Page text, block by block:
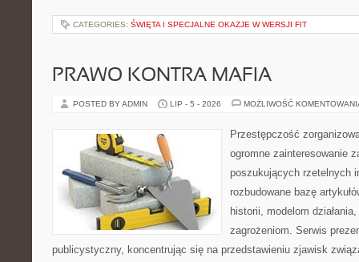
CATEGORIES: ŚWIĘTA I SPECJALNE OKAZJE W WERSJI FIT
PRAWO KONTRA MAFIA
POSTED BY ADMIN LIP - 5 - 2026 MOŻLIWOŚĆ
Przestępczość
ogromne zainteresowanie
poszukujących rzetelnych
rozbudowane bazę
historii, modelom
zagrożeniom. Serwis
publicystyczny, koncentrując się na przedstawieniu zjawisk